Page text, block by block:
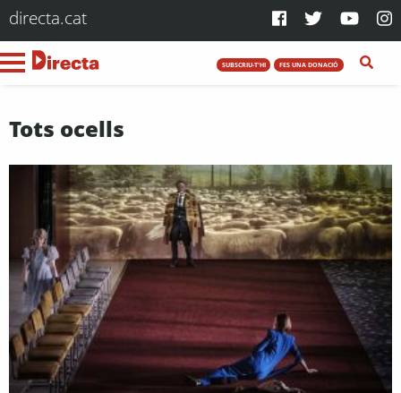
directa.cat
SUBSCRIU-T'HI FES UNA DONACIÓ
Tots ocells